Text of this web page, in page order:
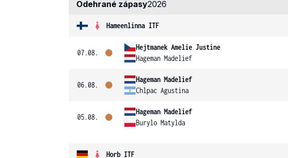
Odehrané zápasy2026
Hameenlinna ITF
07.08.
Hejtmanek Amelie Justine
Hageman Madelief
06.08.
Hageman Madelief
Chlpac Agustina
05.08.
Hageman Madelief
Burylo Matylda
Horb ITF